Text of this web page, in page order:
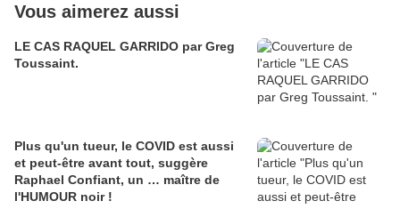
Vous aimerez aussi
LE CAS RAQUEL GARRIDO par Greg
Toussaint.
Plus qu'un tueur, le COVID est aussi
et peut-être avant tout, suggère
Raphael Confiant, un … maître de
l'HUMOUR noir !